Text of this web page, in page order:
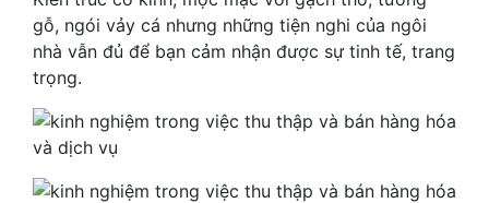
gỗ, ngói vảy cá nhưng những tiện nghi của ngôi
nhà vẫn đủ để bạn cảm nhận được sự tinh tế, trang
trọng.